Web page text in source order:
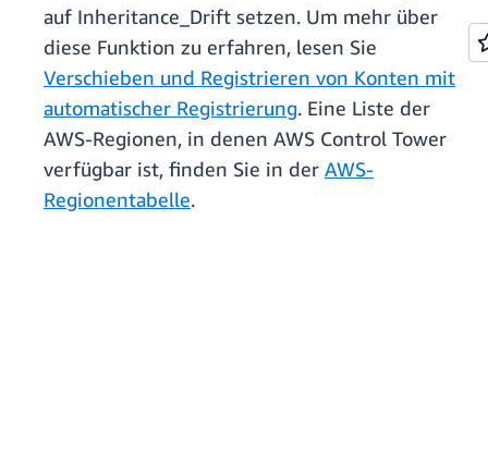
auf Inheritance_Drift setzen. Um mehr über
diese Funktion zu erfahren, lesen Sie
Verschieben und Registrieren von Konten mit
automatischer Registrierung. Eine Liste der
AWS-Regionen, in denen AWS Control Tower
verfügbar ist, finden Sie in der AWS-
Regionentabelle.